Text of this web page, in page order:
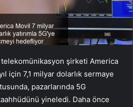
şirketi America
için 7,1 milyar dolarlık sermaye
pazarlarında 5G
yineledi. Daha önce